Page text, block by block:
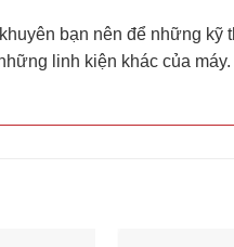
bạn nên để những kỹ
linh kiện khác của máy.